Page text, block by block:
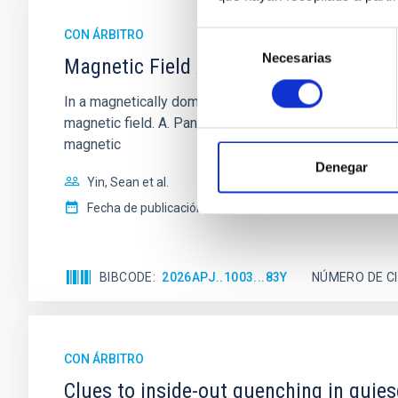
consentimiento
Necesarias
Denegar
CON ÁRBITRO
Magnetic Field Alignment with Dense
In a magnetically dominated model of star
magnetic field. A. Pandhi et al. showed instead,
magnetic
Yin, Sean et al.
Fecha de publicación:
BIBCODE 2026APJ..1003...83Y NÚMERO DE
CON ÁRBITRO
Clues to inside-out quenching in